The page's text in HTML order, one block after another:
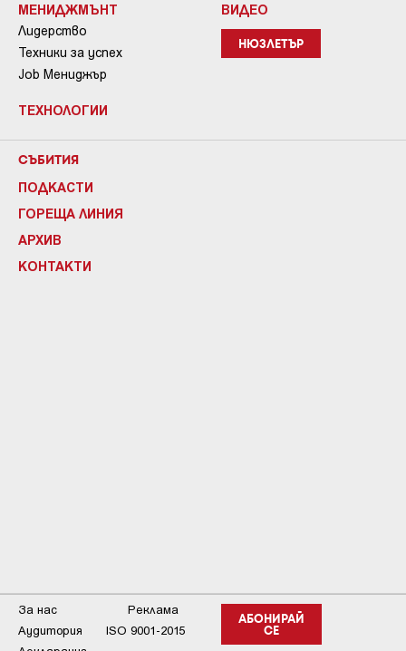
МЕНИДЖМЪНТ
Лидерство
Техники за успех
Job Мениджър
ТЕХНОЛОГИИ
ВИДЕО
НЮЗЛЕТЪР
СЪБИТИЯ
ПОДКАСТИ
ГОРЕЩА ЛИНИЯ
АРХИВ
КОНТАКТИ
АБОНИРАЙ
СЕ
За нас
Реклама
Аудитория
ISO 9001-2015